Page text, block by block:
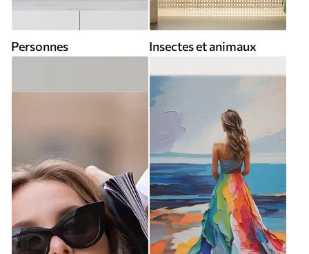
Personnes Insectes et animaux